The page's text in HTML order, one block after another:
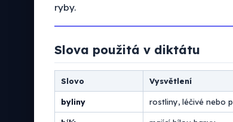
ryby.
Slova použitá v diktátu
Slovo Vysvětlení
byliny rostliny, léčivé nebo